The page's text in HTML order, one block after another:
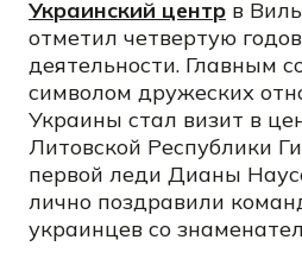
Украинский центр в
отметил четвертую
деятельности. Главным
символом дружеских
Украины стал визит в
Литовской Республики
первой леди Дианы
лично поздравили
украинцев со